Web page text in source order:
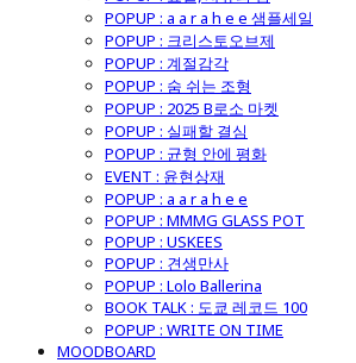
POPUP : a a r a h e e 샘플세일
POPUP : 크리스토오브제
POPUP : 계절감각
POPUP : 숨 쉬는 조형
POPUP : 2025 B로소 마켓
POPUP : 실패할 결심
POPUP : 균형 안에 평화
EVENT : 윤현상재
POPUP : a a r a h e e
POPUP : MMMG GLASS POT
POPUP : USKEES
POPUP : 견생만사
POPUP : Lolo Ballerina
BOOK TALK : 도쿄 레코드 100
POPUP : WRITE ON TIME
MOODBOARD